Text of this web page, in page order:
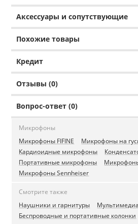
Аксессуары и сопутствующие
Похожие товары
Кредит
Отзывы (0)
Вопрос-ответ (0)
Микрофоны
Микрофоны FIFINE
Микрофоны на
Кардиоидные микрофоны
Портативные микрофоны
Микрофоны Sennheiser
Смотрите также
Наушники и гарнитуры
Беспроводные и портативные колонки